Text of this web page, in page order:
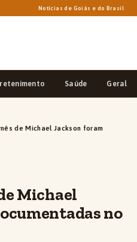
Notícias de Goiás e do Brasil
Saúde Geral
de Michael Jackson foram
Michael
no